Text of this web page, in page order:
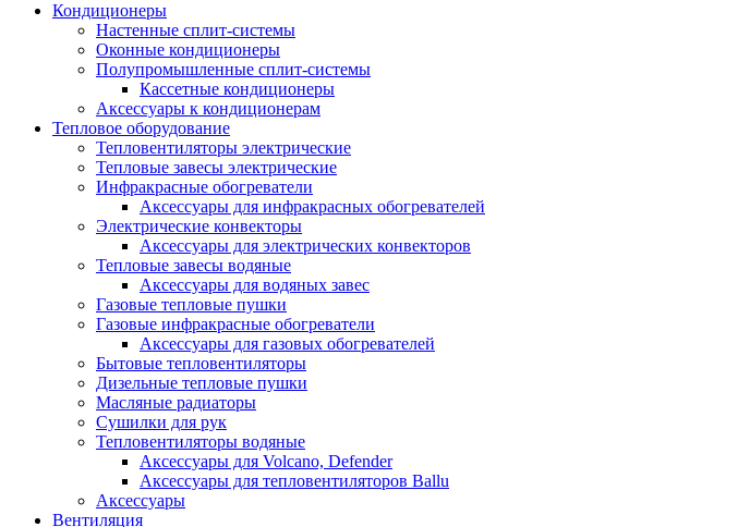
Кондиционеры
Настенные сплит-системы
Оконные кондиционеры
Полупромышленные сплит-системы
Кассетные кондиционеры
Аксессуары к кондиционерам
Тепловое оборудование
Тепловентиляторы электрические
Тепловые завесы электрические
Инфракрасные обогреватели
Аксессуары для инфракрасных обогревателей
Электрические конвекторы
Аксессуары для электрических конвекторов
Тепловые завесы водяные
Аксессуары для водяных завес
Газовые тепловые пушки
Газовые инфракрасные обогреватели
Аксессуары для газовых обогревателей
Бытовые тепловентиляторы
Дизельные тепловые пушки
Масляные радиаторы
Сушилки для рук
Тепловентиляторы водяные
Аксессуары для Volcano, Defender
Аксессуары для тепловентиляторов Ballu
Аксессуары
Вентиляция